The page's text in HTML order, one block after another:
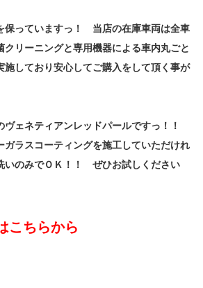
保っていますっ！ 当店の在庫車両は全車
クリーニングと専用機器による車内丸ごと
施しており安心してご購入をして頂く事が
ヴェネティアンレッドパールですっ！！
ガラスコーティングを施工していただけれ
いのみでＯＫ！！ ぜひお試しください
こちらから